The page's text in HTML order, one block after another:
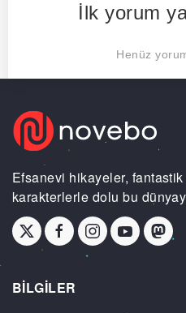
İlk yorum
Henüz
Efsanevi hikayeler,
karakterlerle dolu bu
BİLGİLER